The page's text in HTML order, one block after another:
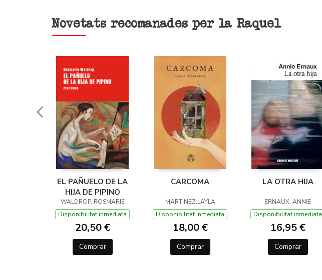
Novetats recomanades per la Raquel
EL PAÑUELO DE LA
HIJA DE PIPINO
WALDROP, ROSMARIE
Disponibilitat inmediata
20,50 €
Comprar
CARCOMA
MARTINEZ,LAYLA
Disponibilitat inmediata
18,00 €
Comprar
LA OTRA HIJA
ERNAUX, ANNIE
Disponibilitat inmediata
16,95 €
Comprar